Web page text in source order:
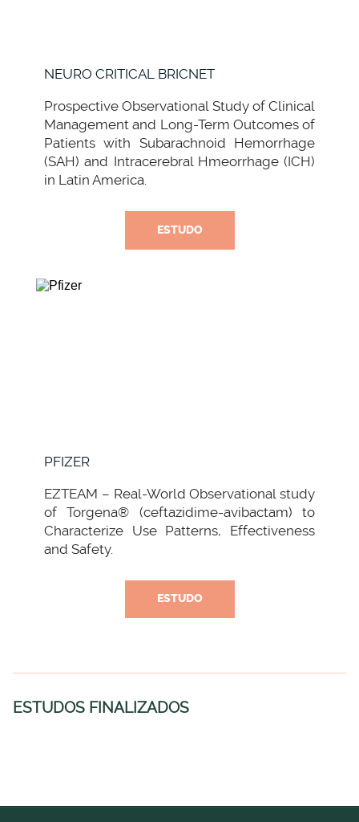
NEURO CRITICAL BRICNET
Prospective Observational Study of Clinical
Management and Long-Term Outcomes of
Patients with Subarachnoid Hemorrhage
(SAH) and Intracerebral Hmeorrhage (ICH)
in Latin America.
ESTUDO
PFIZER
EZTEAM – Real-World Observational study
of Torgena® (ceftazidime-avibactam) to
Characterize Use Patterns, Effectiveness
and Safety.
ESTUDO
ESTUDOS FINALIZADOS